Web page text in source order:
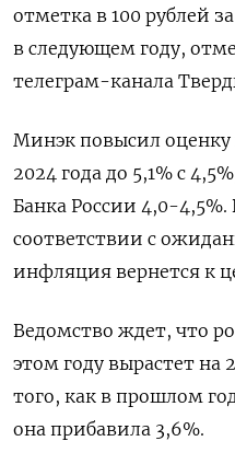
отметка в 100 рублей
в следующем году,
телеграм-канала
Минэк повысил
2024 года до 5,1% с
Банка России 4,0-4,5%.
соответствии с
инфляция вернется к
Ведомство ждет, что
этом году вырастет на
того, как в прошлом
она прибавила 3,6%.